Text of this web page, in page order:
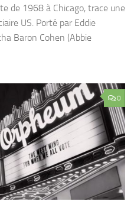
de 1968 à Chicago, trace une
US. Porté par Eddie
Baron Cohen (Abbie
0